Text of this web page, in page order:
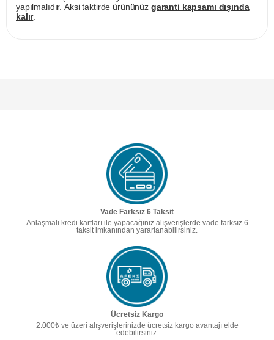
yapılmalıdır. Aksi taktirde ürününüz garanti kapsamı dışında
kalır.
Vade Farksız 6 Taksit
Anlaşmalı kredi kartları ile yapacağınız alışverişlerde vade farksız 6
taksit imkanından yararlanabilirsiniz.
Ücretsiz Kargo
2.000₺ ve üzeri alışverişlerinizde ücretsiz kargo avantajı elde
edebilirsiniz.